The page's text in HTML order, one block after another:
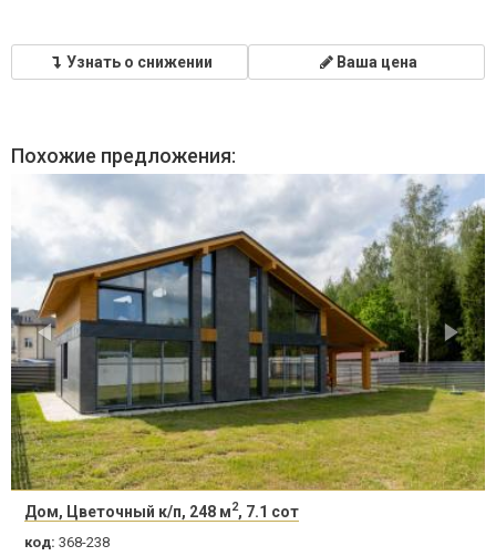
Узнать о снижении Ваша цена
Похожие предложения:
Дом, Цветочный к/п, 248 м2, 7.1 сот
код: 368-238